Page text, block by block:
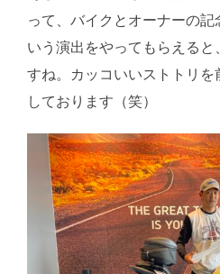
って、バイクとオーナーの記
いう演出をやってもらえる
すね。カッコいいストトリを
しております（笑）